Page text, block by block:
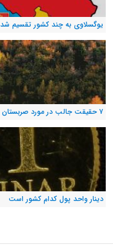
یوگسلاوی به چند کشور تقسیم شد
۷ حقیقت جالب در مورد صربستان
دینار واحد پول کدام کشور است